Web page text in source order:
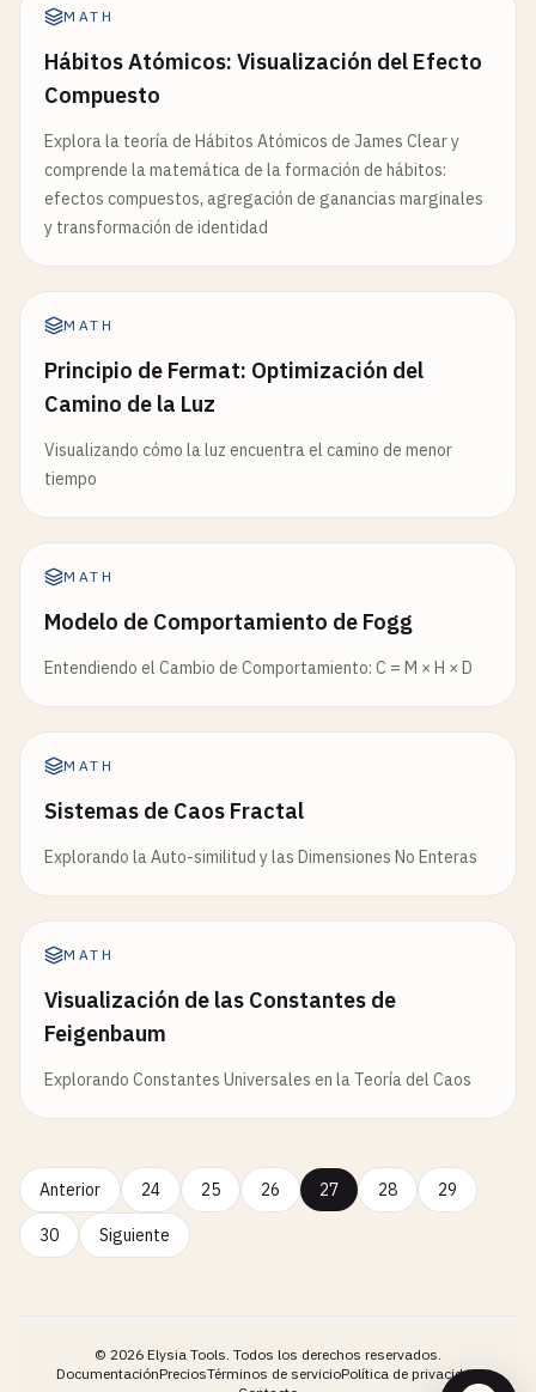
MATH
Hábitos Atómicos: Visualización del Efecto
Compuesto
Explora la teoría de Hábitos Atómicos de James Clear y
comprende la matemática de la formación de hábitos:
efectos compuestos, agregación de ganancias marginales
y transformación de identidad
MATH
Principio de Fermat: Optimización del
Camino de la Luz
Visualizando cómo la luz encuentra el camino de menor
tiempo
MATH
Modelo de Comportamiento de Fogg
Entendiendo el Cambio de Comportamiento: C = M × H × D
MATH
Sistemas de Caos Fractal
Explorando la Auto-similitud y las Dimensiones No Enteras
MATH
Visualización de las Constantes de
Feigenbaum
Explorando Constantes Universales en la Teoría del Caos
Anterior 24 25 26 27 28 29
30 Siguiente
© 2026 Elysia Tools. Todos los derechos reservados.
DocumentaciónPreciosTérminos de servicioPolítica de privacidad